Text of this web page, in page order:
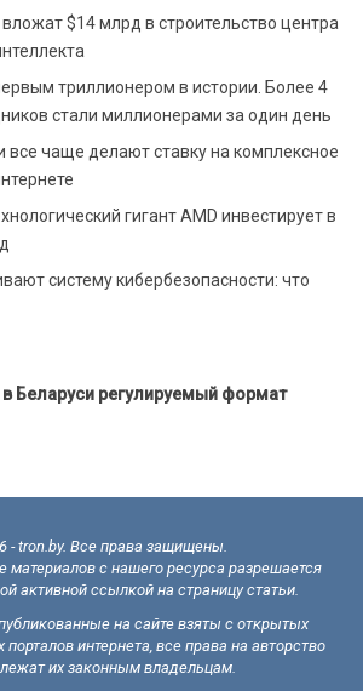
$14 млрд в строительство центра
триллионером в истории. Более 4
стали миллионерами за один день
все чаще делают ставку на комплексное
гигант AMD инвестирует в
систему кибербезопасности: что
Беларуси регулируемый формат
- tron.by. Все права защищены.
материалов с нашего ресурса разрешается
активной ссылкой на страницу статьи.
на сайте взяты с открытых
порталов интернета, все права на авторство
их законным владельцам.